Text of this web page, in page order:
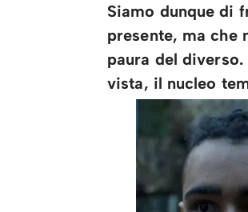
Siamo dunque di
presente, ma che
paura del
vista, il nucleo